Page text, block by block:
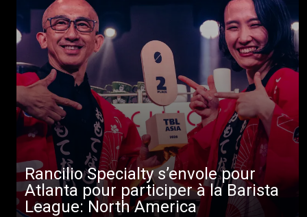
Rancilio Specialty s’envole pour
Atlanta pour participer à la Barista
League: North America
Toutes
Produits
Nouvelles
Télécharger
Plus de